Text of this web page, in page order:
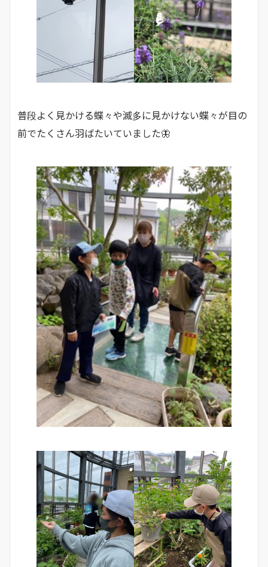
普段よく見かける蝶々や滅多に見かけない蝶々が目の
前でたくさん羽ばたいていました🦋